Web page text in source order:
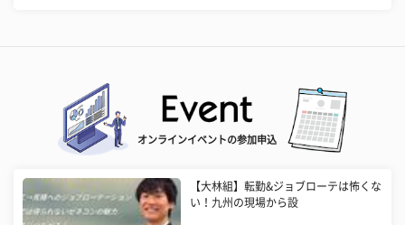
オンラインイベントの参加申込
【大林組】転勤&ジョブローテは怖くな
い！九州の現場から設